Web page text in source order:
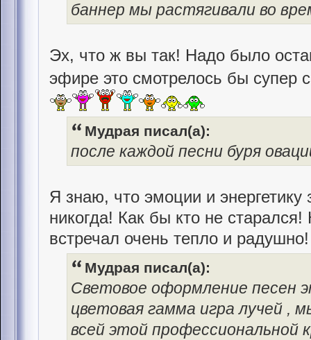
баннер мы растягивали во
Эх, что ж вы так! Надо было
эфире это смотрелось бы супер
Мудрая писал(а):
после каждой песни буря
Я знаю, что эмоции и энергетику
никогда! Как бы кто не
встречал очень тепло и радушно!
Мудрая писал(а):
Световое оформление песен
цветовая гамма игра лучей ,
всей этой профессиональной